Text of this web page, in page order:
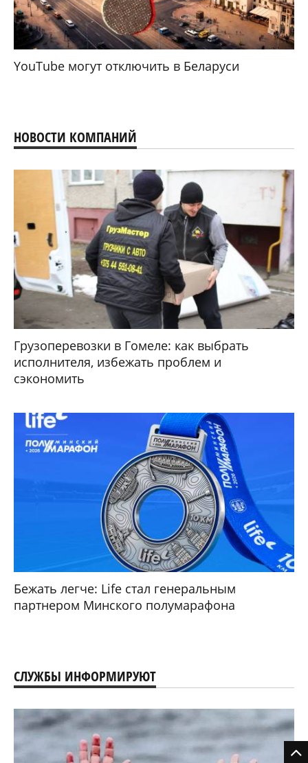
YouTube могут отключить в Беларуси
НОВОСТИ КОМПАНИЙ
Грузоперевозки в Гомеле: как выбрать
исполнителя, избежать проблем и
сэкономить
Бежать легче: Life стал генеральным
партнером Минского полумарафона
СЛУЖБЫ ИНФОРМИРУЮТ